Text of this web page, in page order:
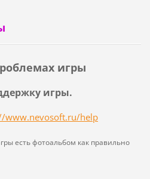
игры
игры.
www.nevosoft.ru/help
есть фотоальбом как правильно